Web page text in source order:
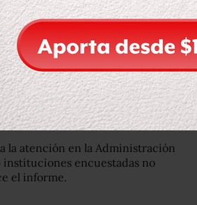
información requerida por la
el 53% entregaron los datos
acoso sexual.
a la CNDH son: Conacyt, Conade,
Segob, Inapam, CNEGSR,
la atención en la Administración
instituciones encuestadas no
el informe.